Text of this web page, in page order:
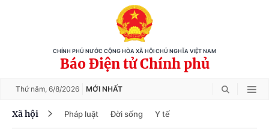
CHÍNH PHỦ NƯỚC CỘNG HÒA XÃ HỘI CHỦ NGHĨA VIỆT NAM
Báo Điện tử Chính phủ
Thứ năm, 6/8/2026 MỚI NHẤT
Xã hội Pháp luật Đời sống Y tế